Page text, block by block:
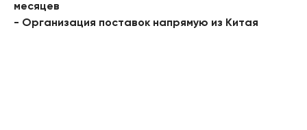
месяцев
- Организация поставок напрямую из Китая